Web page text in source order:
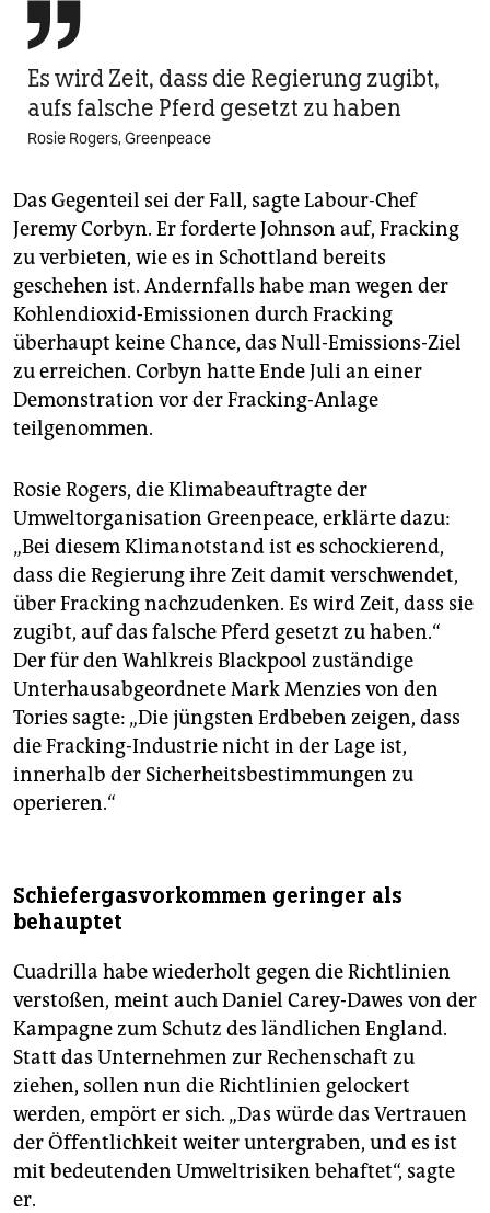

Es wird Zeit, dass die Regierung zugibt,
aufs falsche Pferd gesetzt zu haben
Rosie Rogers, Greenpeace
Das Gegenteil sei der Fall, sagte Labour-Chef
Jeremy Corbyn. Er forderte Johnson auf, Fracking
zu verbieten, wie es in Schottland bereits
geschehen ist. Andernfalls habe man wegen der
Kohlendioxid-Emissionen durch Fracking
überhaupt keine Chance, das Null-Emissions-Ziel
zu erreichen. Corbyn hatte Ende Juli an einer
Demonstration vor der Fracking-Anlage
teilgenommen.
Rosie Rogers, die Klimabeauftragte der
Umweltorganisation Greenpeace, erklärte dazu:
„Bei diesem Klimanotstand ist es schockierend,
dass die Regierung ihre Zeit damit verschwendet,
über Fracking nachzudenken. Es wird Zeit, dass sie
zugibt, auf das falsche Pferd gesetzt zu haben.“
Der für den Wahlkreis Blackpool zuständige
Unterhausabgeordnete Mark Menzies von den
Tories sagte: „Die jüngsten Erdbeben zeigen, dass
die Fracking-Industrie nicht in der Lage ist,
innerhalb der ­Sicherheitsbestimmungen zu
operieren.“
Schiefergasvorkommen geringer als
behauptet
Cuadrilla habe wiederholt gegen die Richtlinien
verstoßen, meint auch Daniel Carey-Dawes von der
Kampagne zum Schutz des ländlichen England.
Statt das Unternehmen zur Rechenschaft zu
ziehen, sollen nun die Richtlinien gelockert
werden, empört er sich. „Das würde das Vertrauen
der Öffentlichkeit weiter untergraben, und es ist
mit bedeutenden Umweltrisiken behaftet“, sagte
er.